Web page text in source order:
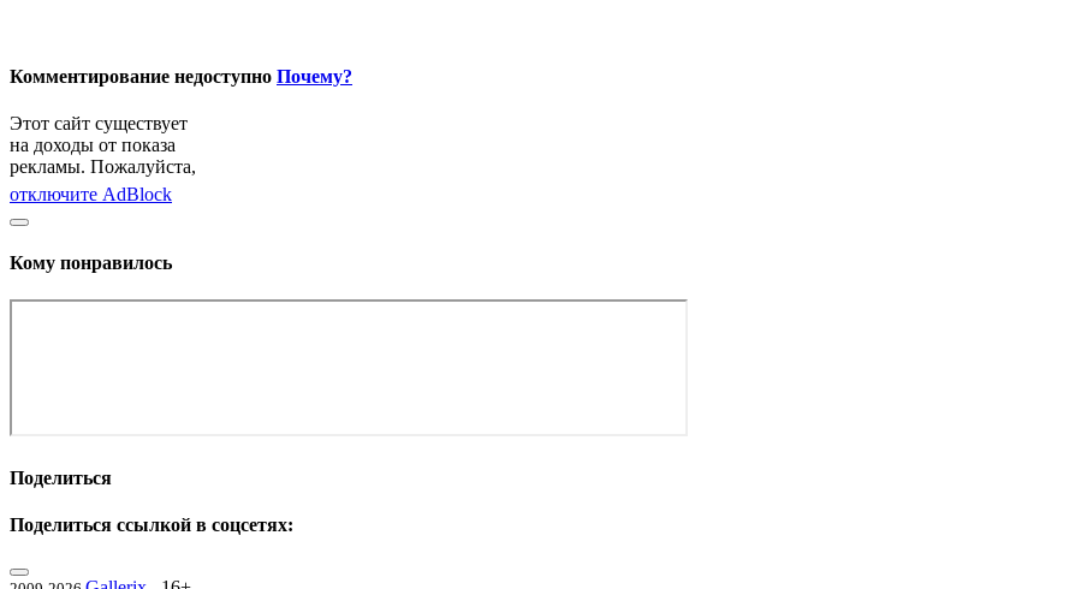
Комментирование недоступно Почему?
Этот сайт существует
на доходы от показа
рекламы. Пожалуйста,
отключите AdBlock
Кому понравилось
Поделиться
Поделиться ссылкой в соцсетях: